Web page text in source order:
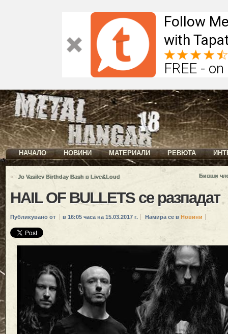
Follow
with
FREE -
НАЧАЛО НОВИНИ МАТЕРИАЛИ РЕВЮТА
« Jo Vasilev Birthday Bash в Live&Loud Бивши
HAIL OF BULLETS се разпадат
Публикувано от в 16:05 часа на 15.03.2017 г. Намира се в Новини